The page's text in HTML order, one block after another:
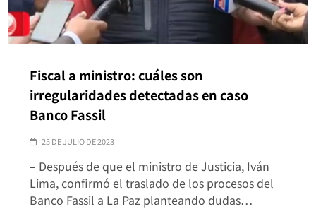
Fiscal a ministro: cuáles son
irregularidades detectadas en caso
Banco Fassil
25 DE JULIO DE 2023
– Después de que el ministro de Justicia, Iván
Lima, confirmó el traslado de los procesos del
Banco Fassil a La Paz planteando dudas…